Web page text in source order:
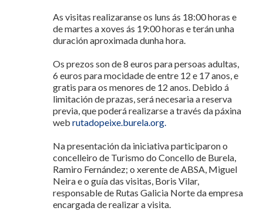
As visitas realizaranse os luns ás 18:00 horas e
de martes a xoves ás 19:00 horas e terán unha
duración aproximada dunha hora.
Os prezos son de 8 euros para persoas adultas,
6 euros para mocidade de entre 12 e 17 anos, e
gratis para os menores de 12 anos. Debido á
limitación de prazas, será necesaria a reserva
previa, que poderá realizarse a través da páxina
web rutadopeixe.burela.org.
Na presentación da iniciativa participaron o
concelleiro de Turismo do Concello de Burela,
Ramiro Fernández; o xerente de ABSA, Miguel
Neira e o guía das visitas, Boris Vilar,
responsable de Rutas Galicia Norte da empresa
encargada de realizar a visita.